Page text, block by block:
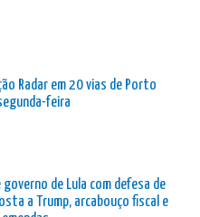
Radar em 20 vias de Porto
feira
governo de Lula com defesa de
a Trump, arcabouço fiscal e